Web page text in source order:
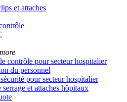
et attaches
contrôle pour secteur hospitalier
du personnel
pour secteur hospitalier
et attaches hôpitaux